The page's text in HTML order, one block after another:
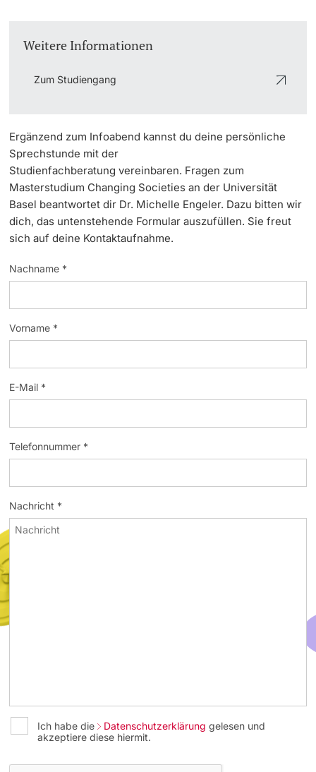
Dozierende
Weitere Informationen
Zum Studiengang
Ergänzend zum Infoabend kannst du deine persönliche
Sprechstunde mit der
Studienfachberatung vereinbaren. Fragen zum
Masterstudium Changing Societies an der Universität
Basel beantwortet dir Dr. Michelle Engeler. Dazu bitten wir
dich, das untenstehende Formular auszufüllen. Sie freut
sich auf deine Kontaktaufnahme.
Nachname *
Vorname *
E-Mail *
Telefonnummer *
Nachricht *
Ich habe die Datenschutzerklärung gelesen und
akzeptiere diese hiermit.